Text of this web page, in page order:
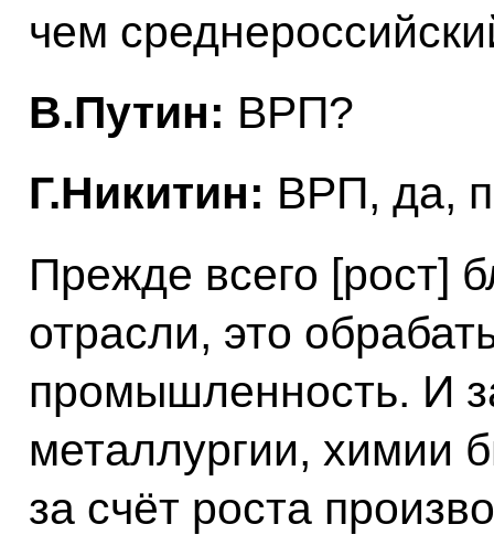
чем
В.Путин: ВРП?
Г.Никитин: ВРП, да,
Прежде всего [рост]
отрасли, это
промышленность. И
металлургии, химии
за счёт роста